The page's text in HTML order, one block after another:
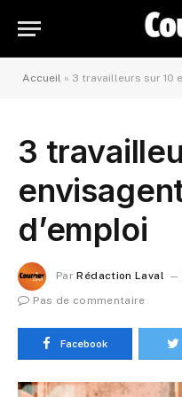
Accueil » 3 travailleurs sur 10
3
d’emploi
Par Rédaction Laval
Pas de commentaire
Facebook